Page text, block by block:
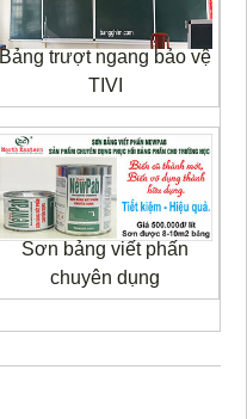
Bảng trượt ngang bảo vệ
TIVI
Sơn bảng viết phấn
chuyên dụng